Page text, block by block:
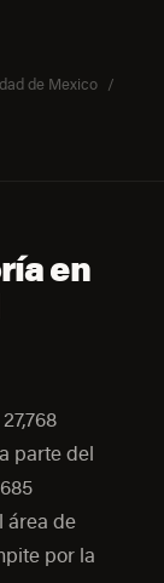
de Mexico
en
parte del
área de
por la